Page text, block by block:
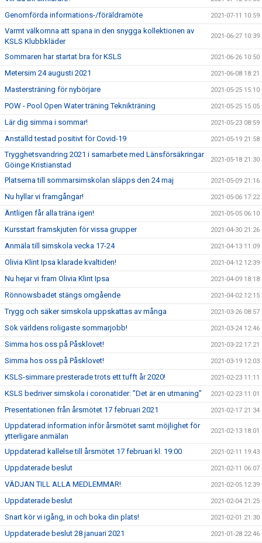
Genomförda informations-/föräldramöte 2021-07-11 10:59
Varmt välkomna att spana in den snygga kollektionen av
KSLS Klubbkläder
2021-06-27 10:39
Sommaren har startat bra för KSLS 2021-06-26 10:50
Metersim 24 augusti 2021 2021-06-08 18:21
Mastersträning för nybörjare 2021-05-25 15:10
POW - Pool Open Water träning Teknikträning 2021-05-25 15:05
Lär dig simma i sommar! 2021-05-23 08:59
Anställd testad positivt för Covid-19 2021-05-19 21:58
Trygghetsvandring 2021 i samarbete med Länsförsäkringar
Göinge Kristianstad
2021-05-18 21:30
Platserna till sommarsimskolan släpps den 24 maj 2021-05-09 21:16
Nu hyllar vi framgångar! 2021-05-06 17:22
Äntligen får alla träna igen! 2021-05-05 06:10
Kursstart framskjuten för vissa grupper 2021-04-30 21:26
Anmäla till simskola vecka 17-24 2021-04-13 11:09
Olivia Klint Ipsa klarade kvaltiden! 2021-04-12 12:39
Nu hejar vi fram Olivia Klint Ipsa 2021-04-09 18:18
Rönnowsbadet stängs omgående 2021-04-02 12:15
Trygg och säker simskola uppskattas av många 2021-03-26 08:57
Sök världens roligaste sommarjobb! 2021-03-24 12:46
Simma hos oss på Påsklovet! 2021-03-22 17:21
Simma hos oss på Påsklovet! 2021-03-19 12:03
KSLS-simmare presterade trots ett tufft år 2020! 2021-02-23 11:11
KSLS bedriver simskola i coronatider: ”Det är en utmaning” 2021-02-23 11:01
Presentationen från årsmötet 17 februari 2021 2021-02-17 21:34
Uppdaterad information inför årsmötet samt möjlighet för
ytterligare anmälan
2021-02-13 18:01
Uppdaterad kallelse till årsmötet 17 februari kl. 19:00 2021-02-11 19:43
Uppdaterade beslut 2021-02-11 06:07
VÄDJAN TILL ALLA MEDLEMMAR! 2021-02-05 12:39
Uppdaterade beslut 2021-02-04 21:25
Snart kör vi igång, in och boka din plats! 2021-02-01 21:30
Uppdaterade beslut 28 januari 2021 2021-01-28 22:46